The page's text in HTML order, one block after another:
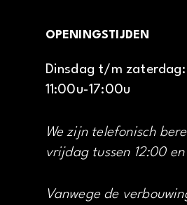
OPENINGSTIJDEN
Dinsdag t/m zaterdag:
11:00u-17:00u
We zijn telefonisch
vrijdag tussen 12:00
Vanwege de